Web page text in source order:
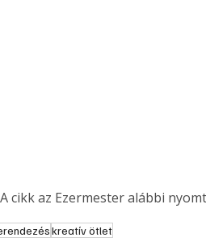
A cikk az Ezermester alábbi
kreatív ötlet